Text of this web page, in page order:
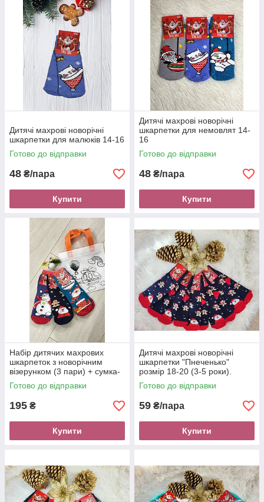
Дитячі махрові новорічні
шкарпетки для малюків 14-16
Готово до відправки
48 ₴/пара
Купити
Дитячі махрові новорічні
шкарпетки для немовлят 14-
16
Готово до відправки
48 ₴/пара
Купити
Набір дитячих махрових
шкарпеток з новорічним
візерунком (3 пари) + сумка-
розмальовка у подарунок
Готово до відправки
195 ₴
Купити
Дитячі махрові новорічні
шкарпетки "Пнеченько"
розмір 18-20 (3-5 роки).
Шкарпетки зимові для дітей
Готово до відправки
59 ₴/пара
Купити